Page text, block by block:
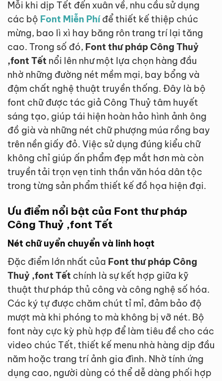
Mỗi khi dịp Tết đến xuân về, nhu cầu sử dụng
các bộ Font Miễn Phíđể thiết kế thiệp chúc
mừng, bao lì xì hay băng rôn trang trí lại tăng
cao. Trong số đó, Font thư pháp Công Thuỷ
,font Tết nổi lên như một lựa chọn hàng đầu
nhờ những đường nét mềm mại, bay bổng và
đậm chất nghệ thuật truyền thống. Đây là bộ
font chữ được tác giả Công Thuỷ tâm huyết
sáng tạo, giúp tái hiện hoàn hảo hình ảnh ông
đồ già và những nét chữ phượng múa rồng bay
trên nền giấy đỏ. Việc sử dụng đúng kiểu chữ
không chỉ giúp ấn phẩm đẹp mắt hơn mà còn
truyền tải trọn vẹn tinh thần văn hóa dân tộc
trong từng sản phẩm thiết kế đồ họa hiện đại.
Ưu điểm nổi bật của Font thư pháp
Công Thuỷ ,font Tết
Nét chữ uyển chuyển và linh hoạt
Đặc điểm lớn nhất của Font thư pháp Công
Thuỷ ,font Tết chính là sự kết hợp giữa kỹ
thuật thư pháp thủ công và công nghệ số hóa.
Các ký tự được chăm chút tỉ mỉ, đảm bảo độ
mượt mà khi phóng to mà không bị vỡ nét. Bộ
font này cực kỳ phù hợp để làm tiêu đề cho các
video chúc Tết, thiết kế menu nhà hàng dịp đầu
năm hoặc trang trí ảnh gia đình. Nhờ tính ứng
dụng cao, người dùng có thể dễ dàng phối hợp